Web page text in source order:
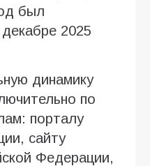
был
2025
динамику
по
порталу
сайту
Федерации,